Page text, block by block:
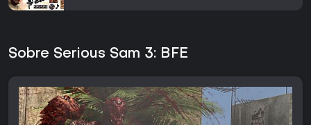
Sobre Serious Sam 3: BFE